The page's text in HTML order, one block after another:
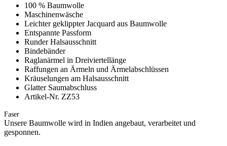
100 % Baumwolle
Maschinenwäsche
Leichter geklippter Jacquard aus Baumwolle
Entspannte Passform
Runder Halsausschnitt
Bindebänder
Raglanärmel in Dreiviertellänge
Raffungen an Ärmeln und Ärmelabschlüssen
Kräuselungen am Halsausschnitt
Glatter Saumabschluss
Artikel-Nr. ZZ53
Faser
Unsere Baumwolle wird in Indien angebaut, verarbeitet und
gesponnen.